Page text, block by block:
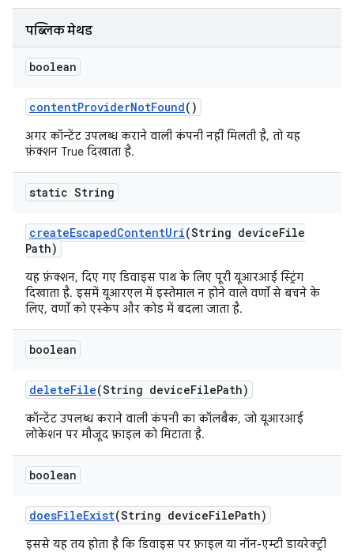
पब्लिक मेथड
boolean
contentProviderNotFound()
अगर कॉन्टेंट उपलब्ध कराने वाली कंपनी नहीं मिलती है, तो यह
फ़ंक्शन True दिखाता है.
static String
createEscapedContentUri(String deviceFile
Path)
यह फ़ंक्शन, दिए गए डिवाइस पाथ के लिए पूरी यूआरआई स्ट्रिंग
दिखाता है. इसमें यूआरएल में इस्तेमाल न होने वाले वर्णों से बचने के
लिए, वर्णों को एस्केप और कोड में बदला जाता है.
boolean
deleteFile(String deviceFilePath)
कॉन्टेंट उपलब्ध कराने वाली कंपनी का कॉलबैक, जो यूआरआई
लोकेशन पर मौजूद फ़ाइल को मिटाता है.
boolean
doesFileExist(String deviceFilePath)
इससे यह तय होता है कि डिवाइस पर फ़ाइल या नॉन-एम्टी डायरेक्ट्री